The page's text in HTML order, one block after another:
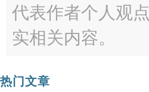
代表作者个人观
实相关内容。
热门文章